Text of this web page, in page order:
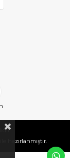
ile hazırlanmıştır.